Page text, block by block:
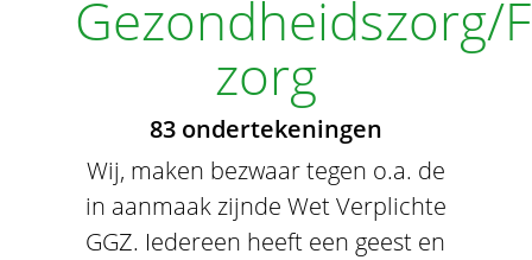
Gezondheidszorg/
zorg
83 ondertekeningen
Wij, maken bezwaar tegen o.a. de
in aanmaak zijnde Wet Verplichte
GGZ. Iedereen heeft een geest en